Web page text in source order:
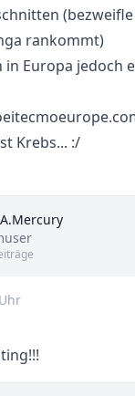
rankommt)
in Europa jedoch
Krebs... :/